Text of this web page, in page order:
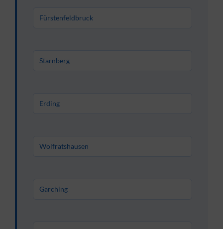
Fürstenfeldbruck
Starnberg
Erding
Wolfratshausen
Garching